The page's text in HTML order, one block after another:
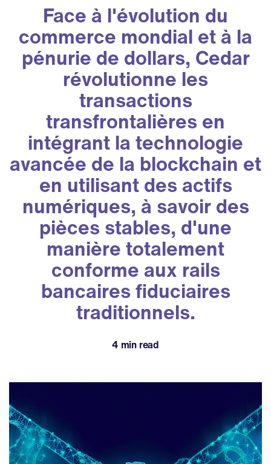
Face à l'évolution du
commerce mondial et à la
pénurie de dollars, Cedar
révolutionne les
transactions
transfrontalières en
intégrant la technologie
avancée de la blockchain et
en utilisant des actifs
numériques, à savoir des
pièces stables, d'une
manière totalement
conforme aux rails
bancaires fiduciaires
traditionnels.
4 min read